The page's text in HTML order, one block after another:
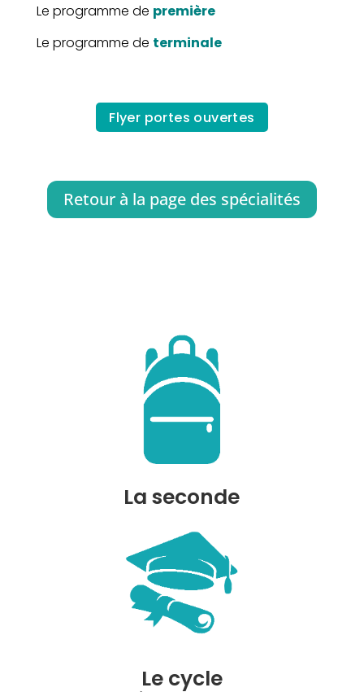
Le programme de première
Le programme de terminale
Flyer portes ouvertes
Retour à la page des spécialités
La seconde
Le cycle